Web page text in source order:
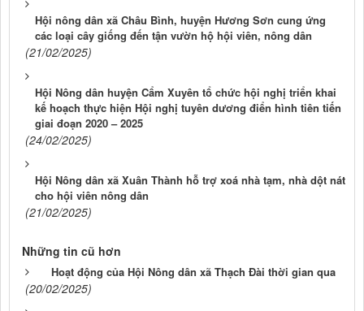
Hội nông dân xã Châu Bình, huyện Hương Sơn cung ứng
các loại cây giống đến tận vườn hộ hội viên, nông dân
(21/02/2025)
Hội Nông dân huyện Cẩm Xuyên tổ chức hội nghị triển khai
kế hoạch thực hiện Hội nghị tuyên dương điển hình tiên tiến
giai đoạn 2020 – 2025
(24/02/2025)
Hội Nông dân xã Xuân Thành hỗ trợ xoá nhà tạm, nhà dột nát
cho hội viên nông dân
(21/02/2025)
Những tin cũ hơn
Hoạt động của Hội Nông dân xã Thạch Đài thời gian qua
(20/02/2025)